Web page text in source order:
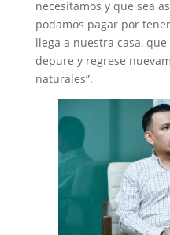
necesitamos y que sea
podamos pagar por
llega a nuestra casa,
depure y regrese
naturales”.